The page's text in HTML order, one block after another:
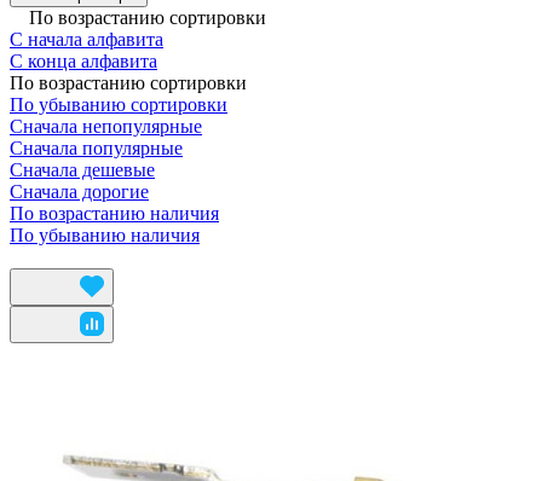
По возрастанию сортировки
С начала алфавита
С конца алфавита
По возрастанию сортировки
По убыванию сортировки
Сначала непопулярные
Сначала популярные
Сначала дешевые
Сначала дорогие
По возрастанию наличия
По убыванию наличия